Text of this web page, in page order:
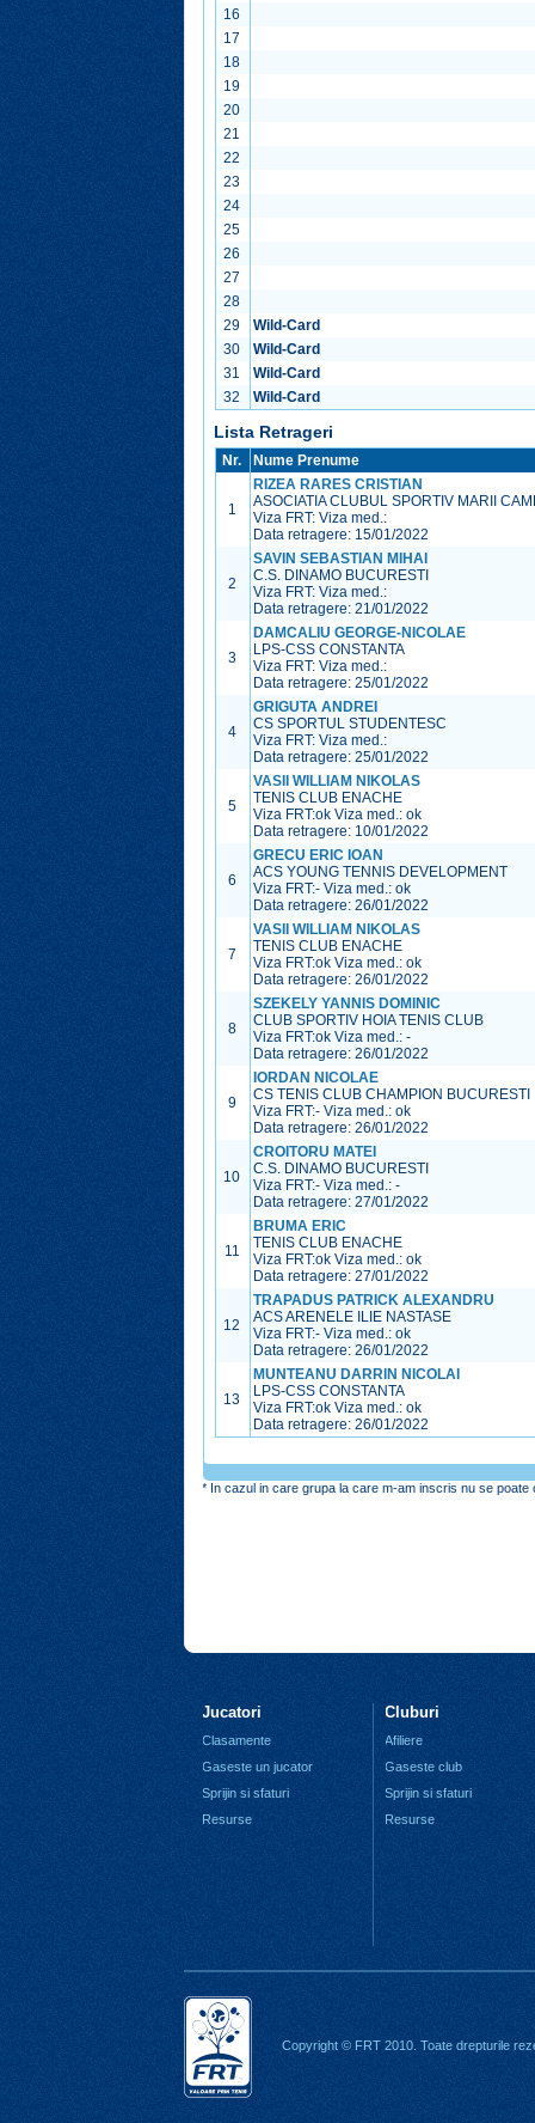
16
17
18
19
20
21
22
23
24
25
26
27
28
29
Wild-Card
30
Wild-Card
31
Wild-Card
32
Wild-Card
Lista Retrageri
Nr. Nume Prenume
1
RIZEA RARES CRISTIAN
ASOCIATIA CLUBUL SPORTIV MARII
Viza FRT: Viza med.:
Data retragere: 15/01/2022
2
SAVIN SEBASTIAN MIHAI
C.S. DINAMO BUCURESTI
Viza FRT: Viza med.:
Data retragere: 21/01/2022
3
DAMCALIU GEORGE-NICOLAE
LPS-CSS CONSTANTA
Viza FRT: Viza med.:
Data retragere: 25/01/2022
4
GRIGUTA ANDREI
CS SPORTUL STUDENTESC
Viza FRT: Viza med.:
Data retragere: 25/01/2022
5
VASII WILLIAM NIKOLAS
TENIS CLUB ENACHE
Viza FRT:ok Viza med.:ok
Data retragere: 10/01/2022
6
GRECU ERIC IOAN
ACS YOUNG TENNIS DEVELOPMENT
Viza FRT:- Viza med.:ok
Data retragere: 26/01/2022
7
VASII WILLIAM NIKOLAS
TENIS CLUB ENACHE
Viza FRT:ok Viza med.:ok
Data retragere: 26/01/2022
8
SZEKELY YANNIS DOMINIC
CLUB SPORTIV HOIA TENIS CLUB
Viza FRT:ok Viza med.:-
Data retragere: 26/01/2022
9
IORDAN NICOLAE
CS TENIS CLUB CHAMPION BUCURESTI
Viza FRT:- Viza med.:ok
Data retragere: 26/01/2022
10
CROITORU MATEI
C.S. DINAMO BUCURESTI
Viza FRT:- Viza med.:-
Data retragere: 27/01/2022
11
BRUMA ERIC
TENIS CLUB ENACHE
Viza FRT:ok Viza med.:ok
Data retragere: 27/01/2022
12
TRAPADUS PATRICK ALEXANDRU
ACS ARENELE ILIE NASTASE
Viza FRT:- Viza med.:ok
Data retragere: 26/01/2022
13
MUNTEANU DARRIN NICOLAI
LPS-CSS CONSTANTA
Viza FRT:ok Viza med.:ok
Data retragere: 26/01/2022
* In cazul in care grupa la care m-am inscris nu se poate
Jucatori
Clasamente
Gaseste un jucator
Sprijin si sfaturi
Resurse
Cluburi
Afiliere
Gaseste club
Sprijin si sfaturi
Resurse
Copyright © FRT 2010. Toate drepturile